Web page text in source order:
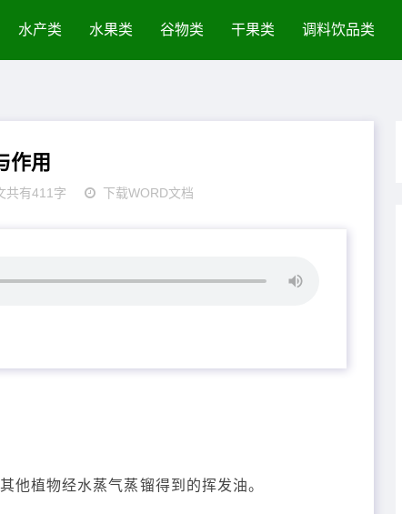
水产类 水果类 谷物类 干果类 调料饮品类
作用
共有411字 下载WORD文档
他植物经水蒸气蒸镏得到的挥发油。